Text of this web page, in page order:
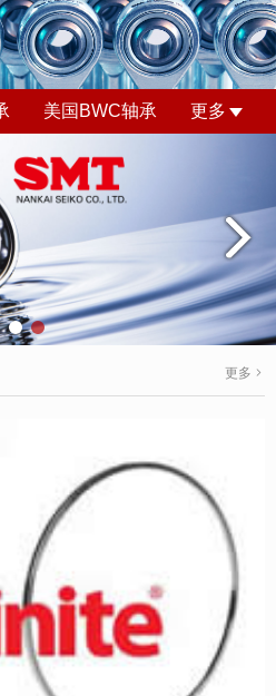
美国BWC轴承 更多
更多